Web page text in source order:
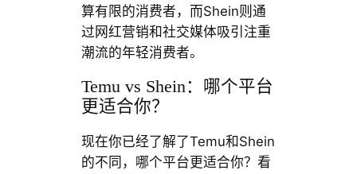
算有限的消费者，而Shein则通
过网红营销和社交媒体吸引注重
潮流的年轻消费者。
Temu vs Shein：哪个平台
更适合你？
现在你已经了解了Temu和Shein
的不同，哪个平台更适合你？看